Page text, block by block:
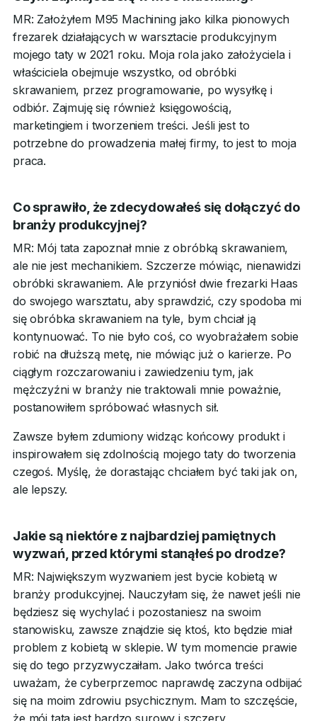
MR: Założyłem M95 Machining jako kilka pionowych
frezarek działających w warsztacie produkcyjnym
mojego taty w 2021 roku. Moja rola jako założyciela i
właściciela obejmuje wszystko, od obróbki
skrawaniem, przez programowanie, po wysyłkę i
odbiór. Zajmuję się również księgowością,
marketingiem i tworzeniem treści. Jeśli jest to
potrzebne do prowadzenia małej firmy, to jest to moja
praca.
Co sprawiło, że zdecydowałeś się dołączyć do
branży produkcyjnej?
MR: Mój tata zapoznał mnie z obróbką skrawaniem,
ale nie jest mechanikiem. Szczerze mówiąc, nienawidzi
obróbki skrawaniem. Ale przyniósł dwie frezarki Haas
do swojego warsztatu, aby sprawdzić, czy spodoba mi
się obróbka skrawaniem na tyle, bym chciał ją
kontynuować. To nie było coś, co wyobrażałem sobie
robić na dłuższą metę, nie mówiąc już o karierze. Po
ciągłym rozczarowaniu i zawiedzeniu tym, jak
mężczyźni w branży nie traktowali mnie poważnie,
postanowiłem spróbować własnych sił.
Zawsze byłem zdumiony widząc końcowy produkt i
inspirowałem się zdolnością mojego taty do tworzenia
czegoś. Myślę, że dorastając chciałem być taki jak on,
ale lepszy.
Jakie są niektóre z najbardziej pamiętnych
wyzwań, przed którymi stanąłeś po drodze?
MR: Największym wyzwaniem jest bycie kobietą w
branży produkcyjnej. Nauczyłam się, że nawet jeśli nie
będziesz się wychylać i pozostaniesz na swoim
stanowisku, zawsze znajdzie się ktoś, kto będzie miał
problem z kobietą w sklepie. W tym momencie prawie
się do tego przyzwyczaiłam. Jako twórca treści
uważam, że cyberprzemoc naprawdę zaczyna odbijać
się na moim zdrowiu psychicznym. Mam to szczęście,
że mój tata jest bardzo surowy i szczery,